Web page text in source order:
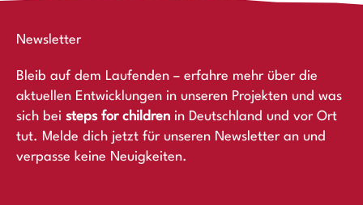
Newsletter
Bleib auf dem Laufenden – erfahre mehr über die
aktuellen Entwicklungen in unseren Projekten und was
sich bei steps for children in Deutschland und vor Ort
tut. Melde dich jetzt für unseren Newsletter an und
verpasse keine Neuigkeiten.